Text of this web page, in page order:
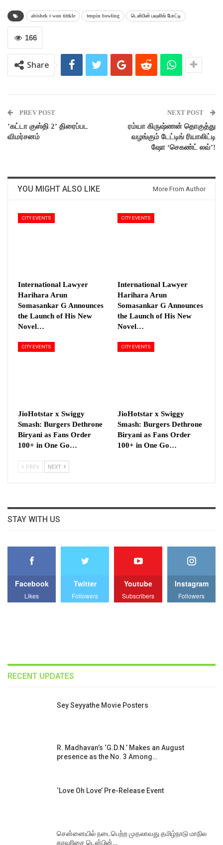
abishek t won tittkle tenpin bowling டென்பின் பவுலிங் போட்டி
166
Share
PREV POST
’கட்டா குஸ்தி 2’ திரைப்பட
விமர்சனம்
NEXT POST
ரம்யா கிருஷ்ணன் தொகுத்து
வழங்கும் டேட்டிங் ரியாலிட்டி
ஷோ ‘செகண்ட் லவ்’!
YOU MIGHT ALSO LIKE More From Author
CITY EVENTS
International Lawyer
Harihara Arun
Somasankar G Announces
the Launch of His New
Novel…
CITY EVENTS
International Lawyer
Harihara Arun
Somasankar G Announces
the Launch of His New
Novel…
CITY EVENTS
JioHotstar x Swiggy
Smash: Burgers Dethrone
Biryani as Fans Order
100+ in One Go…
CITY EVENTS
JioHotstar x Swiggy
Smash: Burgers Dethrone
Biryani as Fans Order
100+ in One Go…
PREV NEXT
STAY WITH US
Facebook
Likes
Twitter
Followers
Youtube
Subscribers
Instagram
Followers
RECENT UPDATES
Sey Seyyathe Movie Posters
R. Madhavan’s ‘G.D.N.’ Makes an August
presence as the No. 3 Among…
‘Love Oh Love’ Pre-Release Event
சென்னையில் நடைபெற்ற முதலாவது தமிழ்நாடு மாநில
தரவரிசை டென்பின்…